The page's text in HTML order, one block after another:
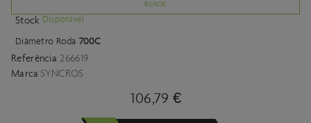
BLACK
Stock Disponível
Diâmetro Roda 700C
Referência 266619
Marca SYNCROS
106,79 €